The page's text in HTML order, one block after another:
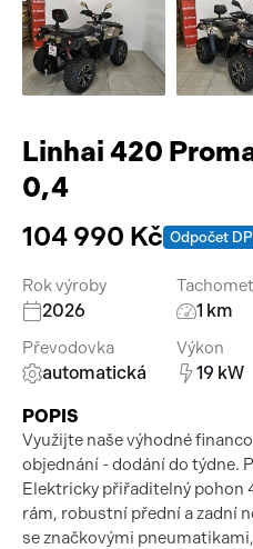
Linhai 420
0,4
104 990 Kč Odpočet
Rok výroby
2026 1 km
Převodovka
automatická
Výkon
19 kW
POPIS
Využijte naše výhodné
objednání - dodání do týdne.
Elektricky přiřaditelný pohon
rám, robustní přední a zadní
se značkovými